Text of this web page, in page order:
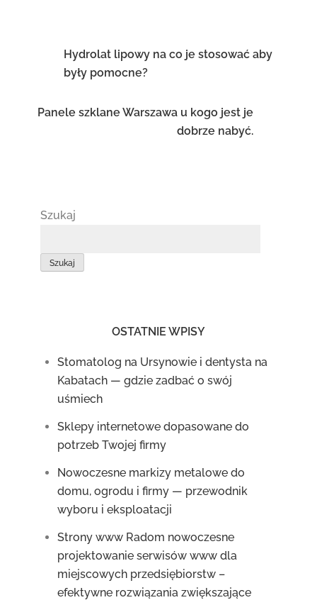
Nawigacja
wpisu
Hydrolat lipowy na co je stosować aby
były pomocne?
Panele szklane Warszawa u kogo jest je
dobrze nabyć.
Szukaj
Szukaj
OSTATNIE WPISY
Stomatolog na Ursynowie i dentysta na
Kabatach — gdzie zadbać o swój
uśmiech
Sklepy internetowe dopasowane do
potrzeb Twojej firmy
Nowoczesne markizy metalowe do
domu, ogrodu i firmy — przewodnik
wyboru i eksploatacji
Strony www Radom nowoczesne
projektowanie serwisów www dla
miejscowych przedsiębiorstw –
efektywne rozwiązania zwiększające